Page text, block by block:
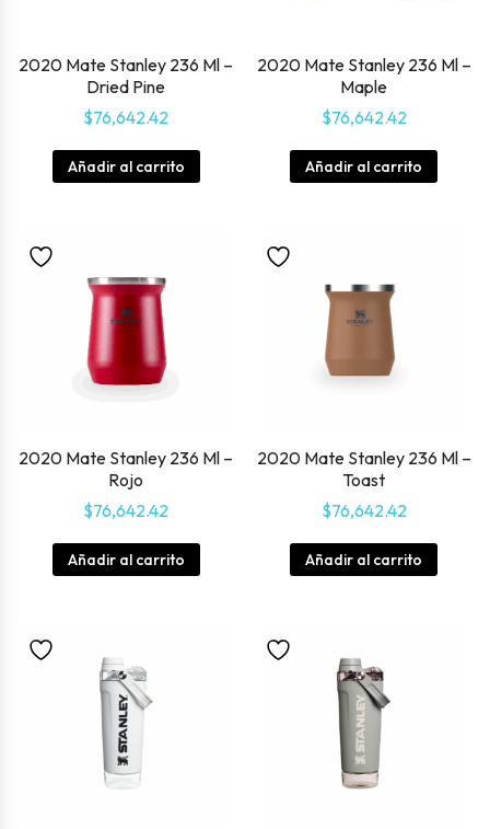
2020 Mate Stanley 236 Ml –
Dried Pine
$76,642.42
Añadir al carrito
2020 Mate Stanley 236 Ml –
Maple
$76,642.42
Añadir al carrito
2020 Mate Stanley 236 Ml –
Rojo
$76,642.42
Añadir al carrito
2020 Mate Stanley 236 Ml –
Toast
$76,642.42
Añadir al carrito